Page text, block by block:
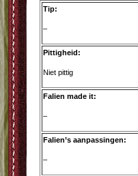
Tip:
–
Pittigheid:
Niet pittig
Falien made it:
–
Falien’s aanpassingen:
–